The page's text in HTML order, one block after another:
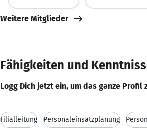
Weitere Mitglieder
Fähigkeiten und
Logg Dich jetzt ein, um das ganze Profil
Filialleitung Personaleinsatzplanung